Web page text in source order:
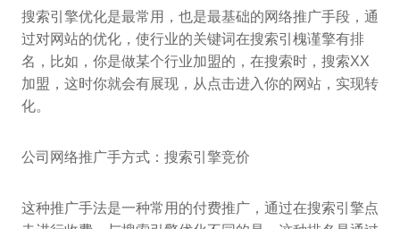
搜索引擎优化是最常用，也是最基础的网络推广手段，通
过对网站的优化，使行业的关键词在搜索引槐谨擎有排
名，比如，你是做某个行业加盟的，在搜索时，搜索XX
加盟，这时你就会有展现，从点击进入你的网站，实现转
化。
公司网络推广手方式：搜索引擎竞价
这种推广手法是一种常用的付费推广，通过在搜索引擎点